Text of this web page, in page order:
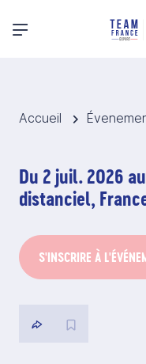
Menu principal
Accueil
Du 2 juil. 2026
distanciel,
S'INSCRIRE À